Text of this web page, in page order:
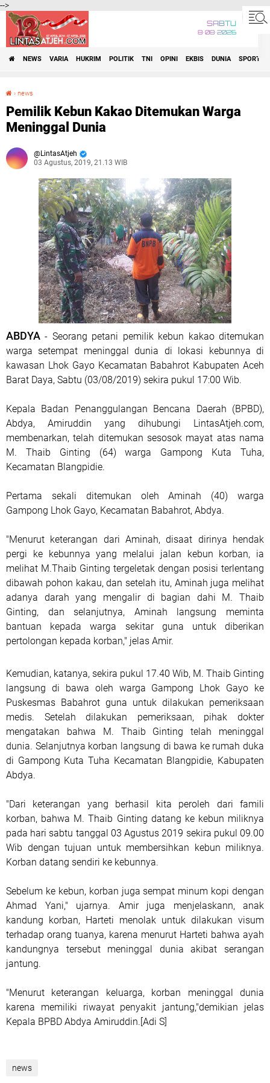
-->
SABTU
8•08•2026
NEWS VARIA HUKRIM POLITIK TNI OPINI EKBIS DUNIA SPORT
› news
Pemilik Kebun Kakao Ditemukan Warga
Meninggal Dunia
LintasAtjeh
03 Agustus, 2019, 21.13 WIB
ABDYA - Seorang petani pemilik kebun kakao ditemukan
warga setempat meninggal dunia di lokasi kebunnya di
kawasan Lhok Gayo Kecamatan Babahrot Kabupaten Aceh
Barat Daya, Sabtu (03/08/2019) sekira pukul 17:00 Wib.
Kepala Badan Penanggulangan Bencana Daerah (BPBD),
Abdya, Amiruddin yang dihubungi LintasAtjeh.com,
membenarkan, telah ditemukan sesosok mayat atas nama
M. Thaib Ginting (64) warga Gampong Kuta Tuha,
Kecamatan Blangpidie.
Pertama sekali ditemukan oleh Aminah (40) warga
Gampong Lhok Gayo, Kecamatan Babahrot, Abdya.
"Menurut keterangan dari Aminah, disaat dirinya hendak
pergi ke kebunnya yang melalui jalan kebun korban, ia
melihat M.Thaib Ginting tergeletak dengan posisi terlentang
dibawah pohon kakau, dan setelah itu, Aminah juga melihat
adanya darah yang mengalir di bagian dahi M. Thaib
Ginting, dan selanjutnya, Aminah langsung meminta
bantuan kepada warga sekitar guna untuk diberikan
pertolongan kepada korban," jelas Amir.
Kemudian, katanya, sekira pukul 17.40 Wib, M. Thaib Ginting
langsung di bawa oleh warga Gampong Lhok Gayo ke
Puskesmas Babahrot guna untuk dilakukan pemeriksaan
medis. Setelah dilakukan pemeriksaan, pihak dokter
mengatakan bahwa M. Thaib Ginting telah meninggal
dunia. Selanjutnya korban langsung di bawa ke rumah duka
di Gampong Kuta Tuha Kecamatan Blangpidie, Kabupaten
Abdya.
"Dari keterangan yang berhasil kita peroleh dari famili
korban, bahwa M. Thaib Ginting datang ke kebun miliknya
pada hari sabtu tanggal 03 Agustus 2019 sekira pukul 09.00
Wib dengan tujuan untuk membersihkan kebun miliknya.
Korban datang sendiri ke kebunnya.
Sebelum ke kebun, korban juga sempat minum kopi dengan
Ahmad Yani," ujarnya. Amir juga menjelaskann, anak
kandung korban, Harteti menolak untuk dilakukan visum
terhadap orang tuanya, karena menurut Harteti bahwa ayah
kandungnya tersebut meninggal dunia akibat serangan
jantung.
"Menurut keterangan keluarga, korban meninggal dunia
karena memiliki riwayat penyakit jantung,"demikian jelas
Kepala BPBD Abdya Amiruddin.[Adi S]
news